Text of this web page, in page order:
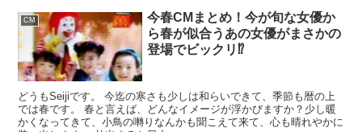
CM
今春CMまとめ！今が旬な女優か
ら春が似合うあの女優がまさかの
登場でビックリ⁉
どうもSeijiです。 今迄の寒さも少しは和らいできて、季節も暦の上
では春です。 春と言えば、どんなイメージが浮かびますか？少し暖
かくなってきて、小鳥の囀りなんかも聞こえて来て、心も晴れやかに